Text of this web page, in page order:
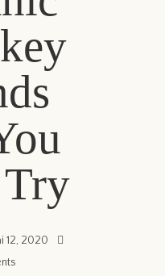
12, 2020